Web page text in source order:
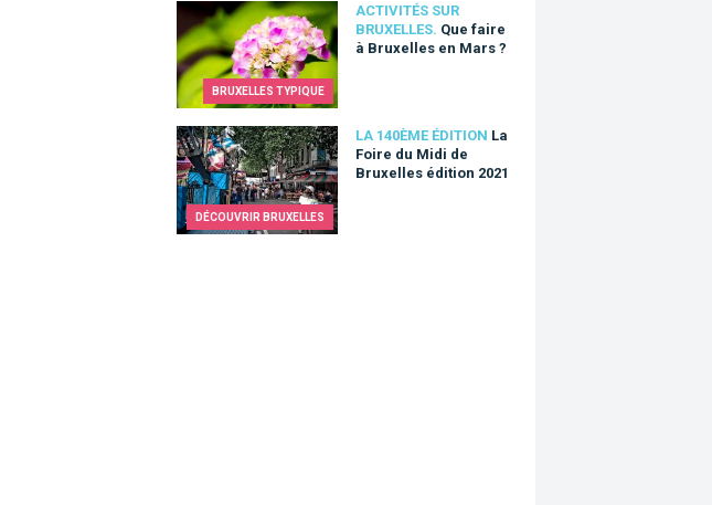
BRUXELLES TYPIQUE
ACTIVITÉS SUR
BRUXELLES. Que faire
à Bruxelles en Mars ?
Que faire à Bruxelles en Mars ?
DÉCOUVRIR BRUXELLES
LA 140ÈME ÉDITION La
Foire du Midi de
Bruxelles édition 2021
La Foire du Midi de Bruxelles édition 2021